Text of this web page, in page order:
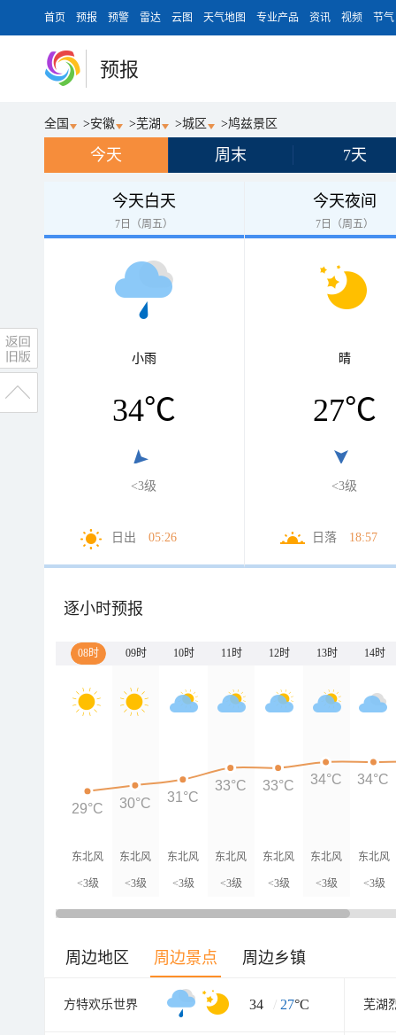
首页 预报 预警 雷达 云图 天气地图 专业产品 资讯 视频 节气
预报
全国 >安徽 >芜湖 >城区 >鸠兹景区
今天 周末 7天
今天白天
7日（周五）
小雨
34℃
<3级
日出 05:26
今天夜间
7日（周五）
晴
27℃
<3级
日落 18:57
逐小时预报
08时 09时 10时 11时 12时 13时 14时
东北风
<3级
东北风
<3级
东北风
<3级
东北风
<3级
东北风
<3级
东北风
<3级
东北风
<3级
29°C 30°C 31°C
33°C 33°C 34°C 34°C
周边地区 周边景点 周边乡镇
方特欢乐世界 34 / 27°C 芜湖